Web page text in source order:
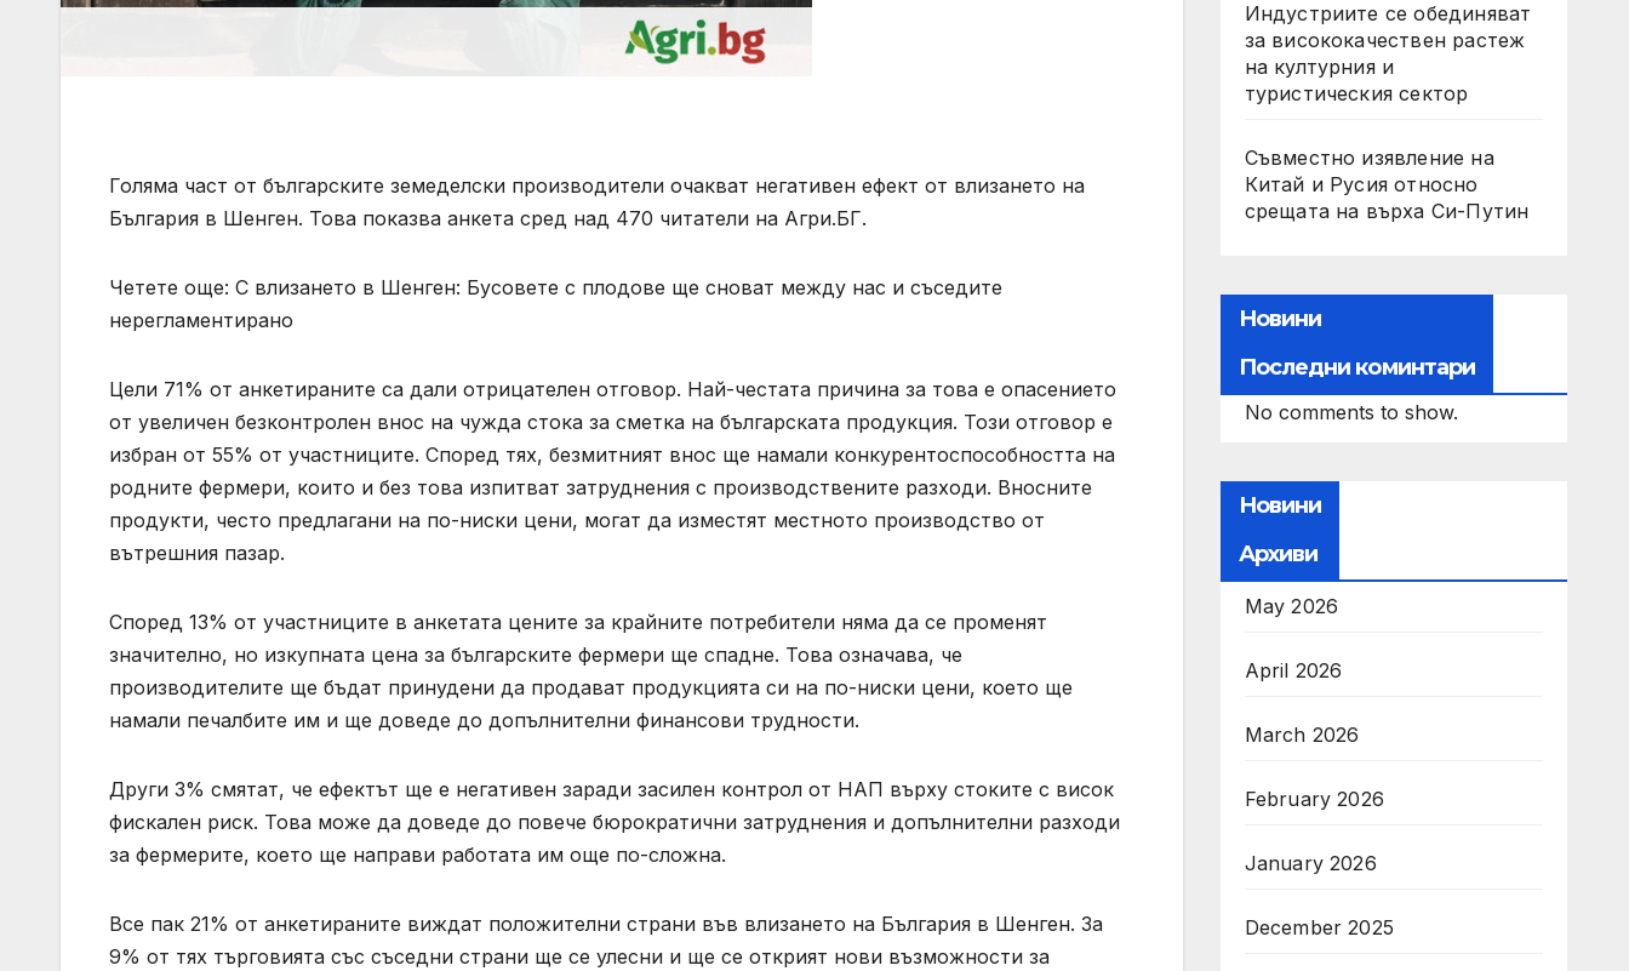
Голяма част от българските земеделски производители очакват негативен ефект от влизането на
България в Шенген. Това показва анкета сред над 470 читатели на Агри.БГ.
Четете още: С влизането в Шенген: Бусовете с плодове ще сноват между нас и съседите
нерегламентирано
Цели 71% от анкетираните са дали отрицателен отговор. Най-честата причина за това е опасението
от увеличен безконтролен внос на чужда стока за сметка на българската продукция. Този отговор е
избран от 55% от участниците. Според тях, безмитният внос ще намали конкурентоспособността на
родните фермери, които и без това изпитват затруднения с производствените разходи. Вносните
продукти, често предлагани на по-ниски цени, могат да изместят местното производство от
вътрешния пазар.
Според 13% от участниците в анкетата цените за крайните потребители няма да се променят
значително, но изкупната цена за българските фермери ще спадне. Това означава, че
производителите ще бъдат принудени да продават продукцията си на по-ниски цени, което ще
намали печалбите им и ще доведе до допълнителни финансови трудности.
Други 3% смятат, че ефектът ще е негативен заради засилен контрол от НАП върху стоките с висок
фискален риск. Това може да доведе до повече бюрократични затруднения и допълнителни разходи
за фермерите, което ще направи работата им още по-сложна.
Все пак 21% от анкетираните виждат положителни страни във влизането на България в Шенген. За
9% от тях търговията със съседни страни ще се улесни и ще се открият нови възможности за
Индустриите се обединяват
за висококачествен растеж
на културния и
туристическия сектор
Съвместно изявление на
Китай и Русия относно
срещата на върха Си-Путин
Новини
Последни коминтари
No comments to show.
Новини
Архиви
May 2026
April 2026
March 2026
February 2026
January 2026
December 2025